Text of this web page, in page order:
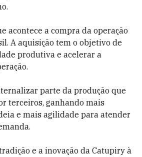
acontece a compra da operação
A aquisição tem o objetivo de
produtiva e acelerar a
parte da produção que
terceiros, ganhando mais
e mais agilidade para atender
e a inovação da Catupiry à